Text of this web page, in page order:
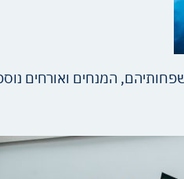
המנחים ואורחים